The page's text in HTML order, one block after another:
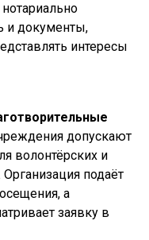
и документы,
интересы
допускают
волонтёрских и
подаёт
а
заявку в